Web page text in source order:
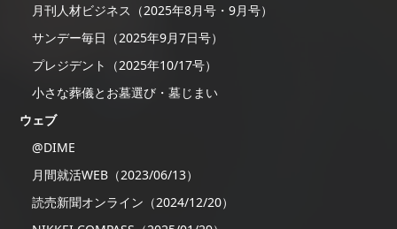
月刊人材ビジネス（2025年8月号・9月号）
サンデー毎日（2025年9月7日号）
プレジデント（2025年10/17号）
小さな葬儀とお墓選び・墓じまい
ウェブ
@DIME
月間就活WEB（2023/06/13）
読売新聞オンライン（2024/12/20）